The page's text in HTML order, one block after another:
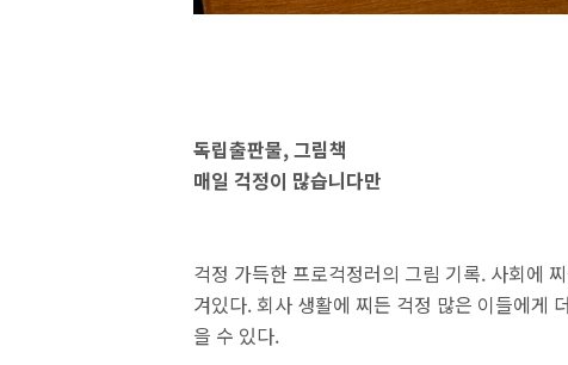
독립출판물, 그림책
매일 걱정이 많습니다만
걱정 가득한 프로걱정러의 그림 기록. 사회에
겨있다. 회사 생활에 찌든 걱정 많은 이들에게
을 수 있다.